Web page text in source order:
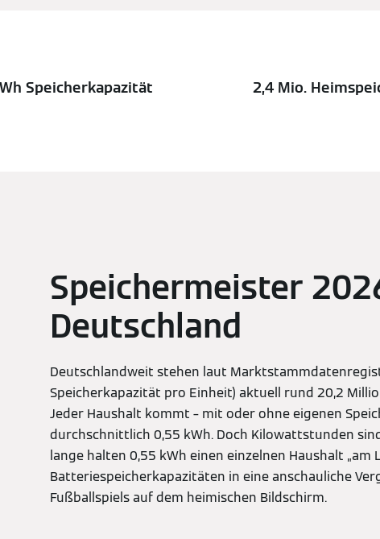
Speicherkapazität 2,4 Mio.
Speichermeister
Deutschland
Deutschlandweit stehen laut
Speicherkapazität pro Einheit) aktuell rund 20,2
Jeder Haushalt kommt – mit oder ohne eigenen
durchschnittlich 0,55 kWh. Doch Kilowattstunden
lange halten 0,55 kWh einen einzelnen Haushalt „am
Batteriespeicherkapazitäten in eine anschauliche
Fußballspiels auf dem heimischen Bildschirm.